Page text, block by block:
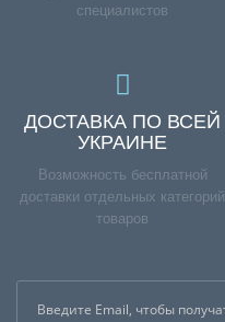
специалистов
ДОСТАВКА ПО ВСЕЙ
УКРАИНЕ
Возможность бесплатной
доставки отдельных категорий
товаров